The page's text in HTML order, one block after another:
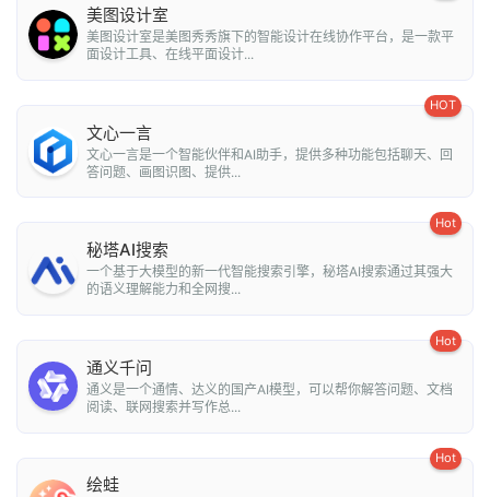
美图设计室
美图设计室是美图秀秀旗下的智能设计在线协作平台，是一款平
面设计工具、在线平面设计...
HOT
文心一言
文心一言是一个智能伙伴和AI助手，提供多种功能包括聊天、回
答问题、画图识图、提供...
Hot
秘塔AI搜索
一个基于大模型的新一代智能搜索引擎，秘塔AI搜索通过其强大
的语义理解能力和全网搜...
Hot
通义千问
通义是一个通情、达义的国产AI模型，可以帮你解答问题、文档
阅读、联网搜索并写作总...
Hot
绘蛙